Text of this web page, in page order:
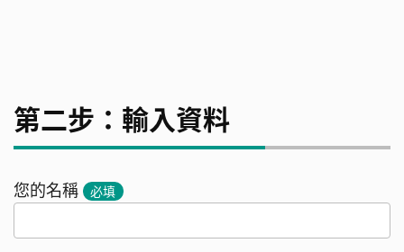
第二步：輸入資料
您的名稱 必填